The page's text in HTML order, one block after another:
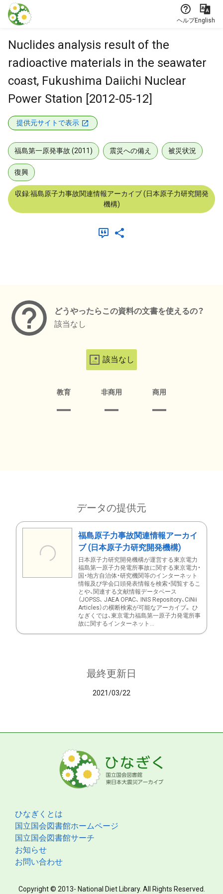
本文に飛ぶ
ヘルプEnglish
Nuclides analysis result of the
radioactive materials in the seawater
coast, Fukushima Daiichi Nuclear
Power Station [2012-05-12]
提供元サイトで表示
福島第一原発事故 (2011) 震災への備え 被災状況
復興
収録:福島原子力事故関連情報アーカイブ (日本原子力研究開発
機構)
どうやったらこの資料の文書を使えるの？
該当なし
該当なし
教育 非商用 商用
データの提供元
福島原子力事故関連情報アーカイ
ブ (日本原子力研究開発機構)
日本原子力研究開発機構が運営する東京電力
福島第一原子力発電所事故に関する東京電力・
国・地方自治体・研究機関等のインターネット
情報及び学会口頭発表情報を検索・閲覧するこ
とや、関連する文献情報データベース
（JOPSS、 JAEA OPAC、 INIS Repository、CiNii
Articles）の横断検索が可能なアーカイブ。 ひ
なぎくでは、東京電力福島第一原子力発電所事
故に関するインターネット...
最終更新日
2021/03/22
ひなぎくとは
国立国会図書館ホームページ
国立国会図書館サーチ
お知らせ
お問い合わせ
Copyright © 2013- National Diet Library. All Rights Reserved.